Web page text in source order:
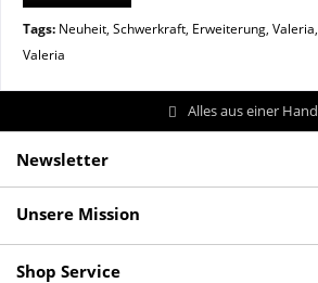
Tags: Neuheit, Schwerkraft, Erweiterung, Valeria,
Valeria
Alles aus einer Hand
Newsletter
Unsere Mission
Shop Service